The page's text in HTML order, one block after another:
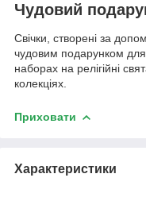
Чудовий
Свічки, створені за
чудовим подарунком
наборах на релігійні
колекціях.
Приховати
Характеристики